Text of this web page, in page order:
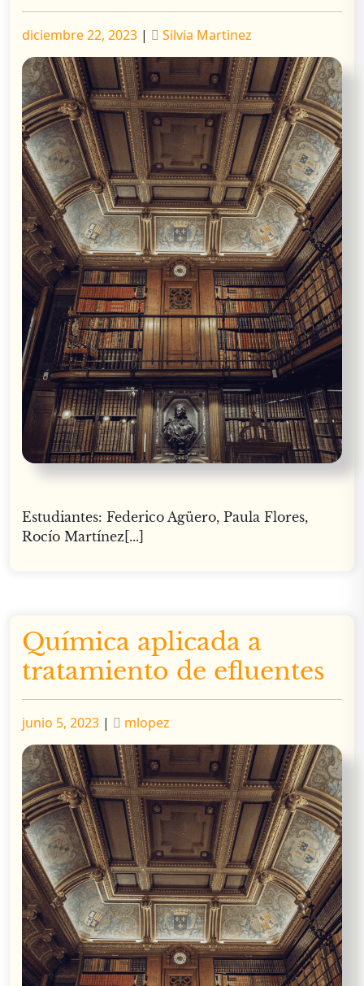
Publicado
diciembre 22, 2023 | Publicado
Silvia Martinez
Estudiantes: Federico Agüero, Paula Flores,
Rocío Martínez[...]
Química aplicada a
tratamiento de efluentes
Publicado
junio 5, 2023 | Publicado
mlopez